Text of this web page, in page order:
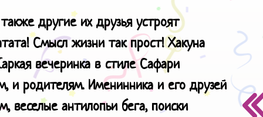
другие их друзья устроят
Смысл жизни так прост! Хакуна
вечеринка в стиле Сафари
и родителям. Именинника и его друзей
веселые антилопьи бега, поиски